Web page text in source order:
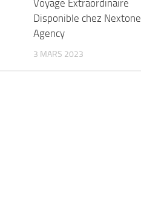
Voyage Extraordinaire
Disponible chez Nextone
Agency
3 MARS 2023